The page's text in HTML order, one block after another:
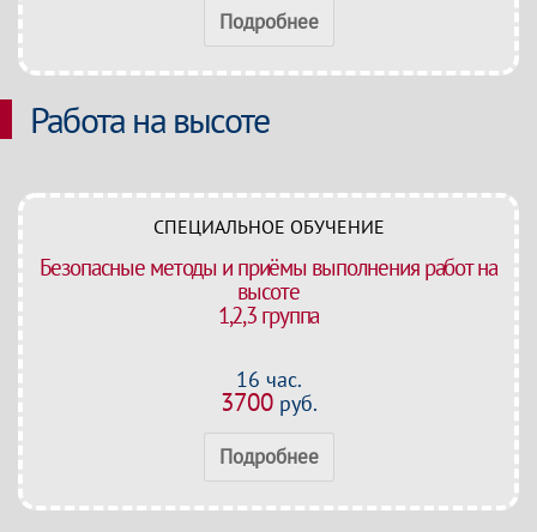
Подробнее
Работа на высоте
СПЕЦИАЛЬНОЕ ОБУЧЕНИЕ
Безопасные методы и приёмы выполнения работ на
высоте
1,2,3 группа
16 час.
3700руб.
Подробнее